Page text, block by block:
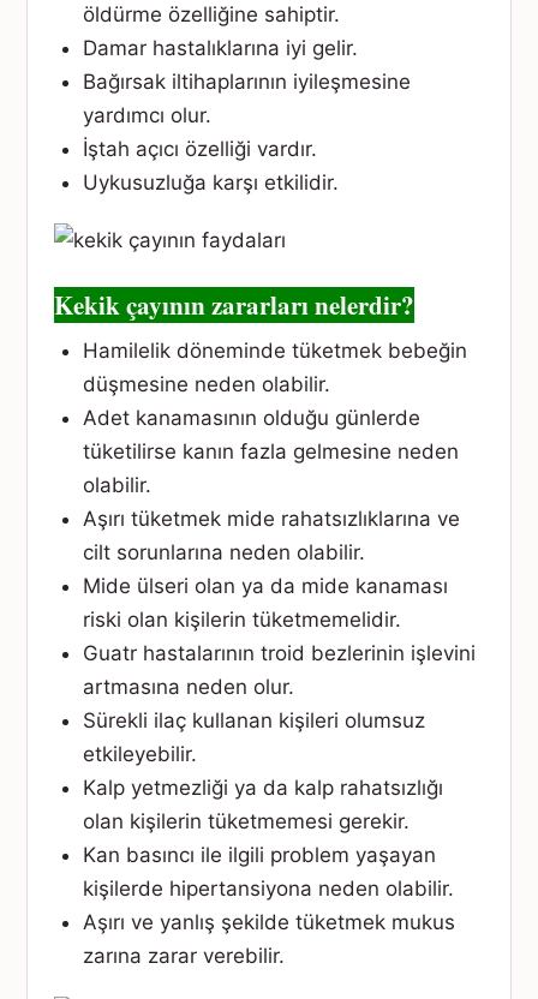
öldürme özelliğine sahiptir.
Damar hastalıklarına iyi gelir.
Bağırsak iltihaplarının iyileşmesine
yardımcı olur.
İştah açıcı özelliği vardır.
Uykusuzluğa karşı etkilidir.
Kekik çayının zararları nelerdir?
Hamilelik döneminde tüketmek bebeğin
düşmesine neden olabilir.
Adet kanamasının olduğu günlerde
tüketilirse kanın fazla gelmesine neden
olabilir.
Aşırı tüketmek mide rahatsızlıklarına ve
cilt sorunlarına neden olabilir.
Mide ülseri olan ya da mide kanaması
riski olan kişilerin tüketmemelidir.
Guatr hastalarının troid bezlerinin işlevini
artmasına neden olur.
Sürekli ilaç kullanan kişileri olumsuz
etkileyebilir.
Kalp yetmezliği ya da kalp rahatsızlığı
olan kişilerin tüketmemesi gerekir.
Kan basıncı ile ilgili problem yaşayan
kişilerde hipertansiyona neden olabilir.
Aşırı ve yanlış şekilde tüketmek mukus
zarına zarar verebilir.